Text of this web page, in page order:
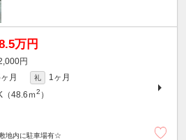
万円
円
月 礼
1ヶ月
（48.6ｍ2 ）
地内に駐車場有☆